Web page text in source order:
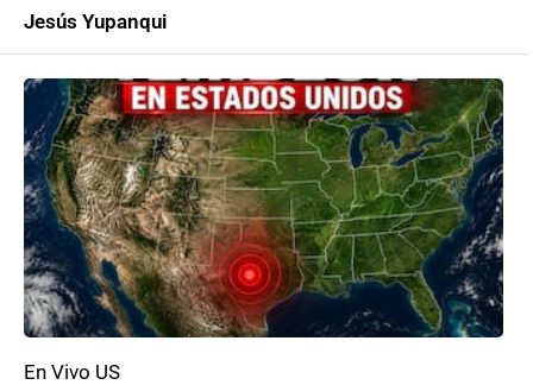
Jesús Yupanqui
En Vivo US